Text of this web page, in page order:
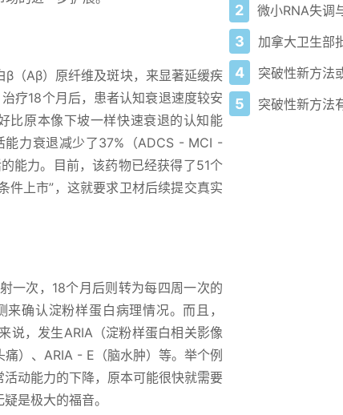
（Aβ）原纤维及斑块，来显著延缓疾
疗18个月后，患者认知衰退速度较安
比原本像下坡一样快速衰退的认知能
能力衰退减少了37%（ADCS - MCI -
能力。目前，该药物已经获得了51个
件上市”，这就要求卫材后续提交真实
一次，18个月后则转为每四周一次的
确认淀粉样蛋白病理情况。而且，
说，发生ARIA（淀粉样蛋白相关影像
）、ARIA - E（脑水肿）等。举个例
动能力的下降，原本可能很快就需要
是极大的福音。
2
3
4
5